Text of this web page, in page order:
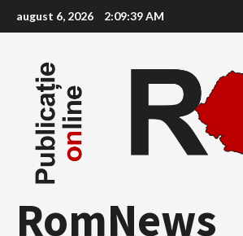
to
august 6, 2026 2:09:41 AM
RomNews